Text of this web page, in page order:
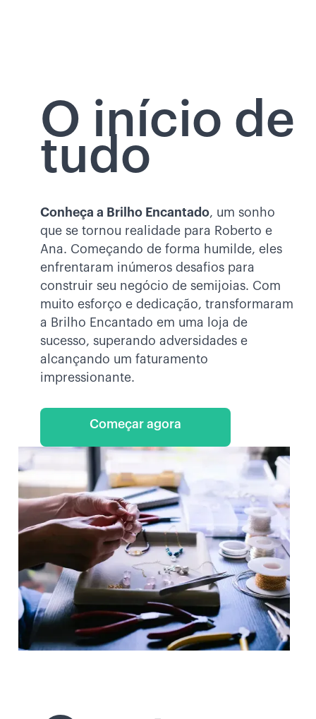
O início de
tudo
Conheça a Brilho Encantado, um sonho
que se tornou realidade para Roberto e
Ana. Começando de forma humilde, eles
enfrentaram inúmeros desafios para
construir seu negócio de semijoias. Com
muito esforço e dedicação, transformaram
a Brilho Encantado em uma loja de
sucesso, superando adversidades e
alcançando um faturamento
impressionante.
Começar agora